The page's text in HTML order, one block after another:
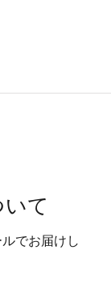
て
でお届けし